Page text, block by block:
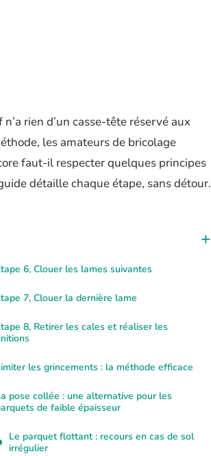
rien d’un casse-tête réservé aux
les amateurs de bricolage
faut-il respecter quelques principes
détaille chaque étape, sans détour.
6, Clouer les lames suivantes
7, Clouer la dernière lame
8, Retirer les cales et réaliser les
les grincements : la méthode efficace
pose collée : une alternative pour les
de faible épaisseur
Le parquet flottant : recours en cas de sol
irrégulier